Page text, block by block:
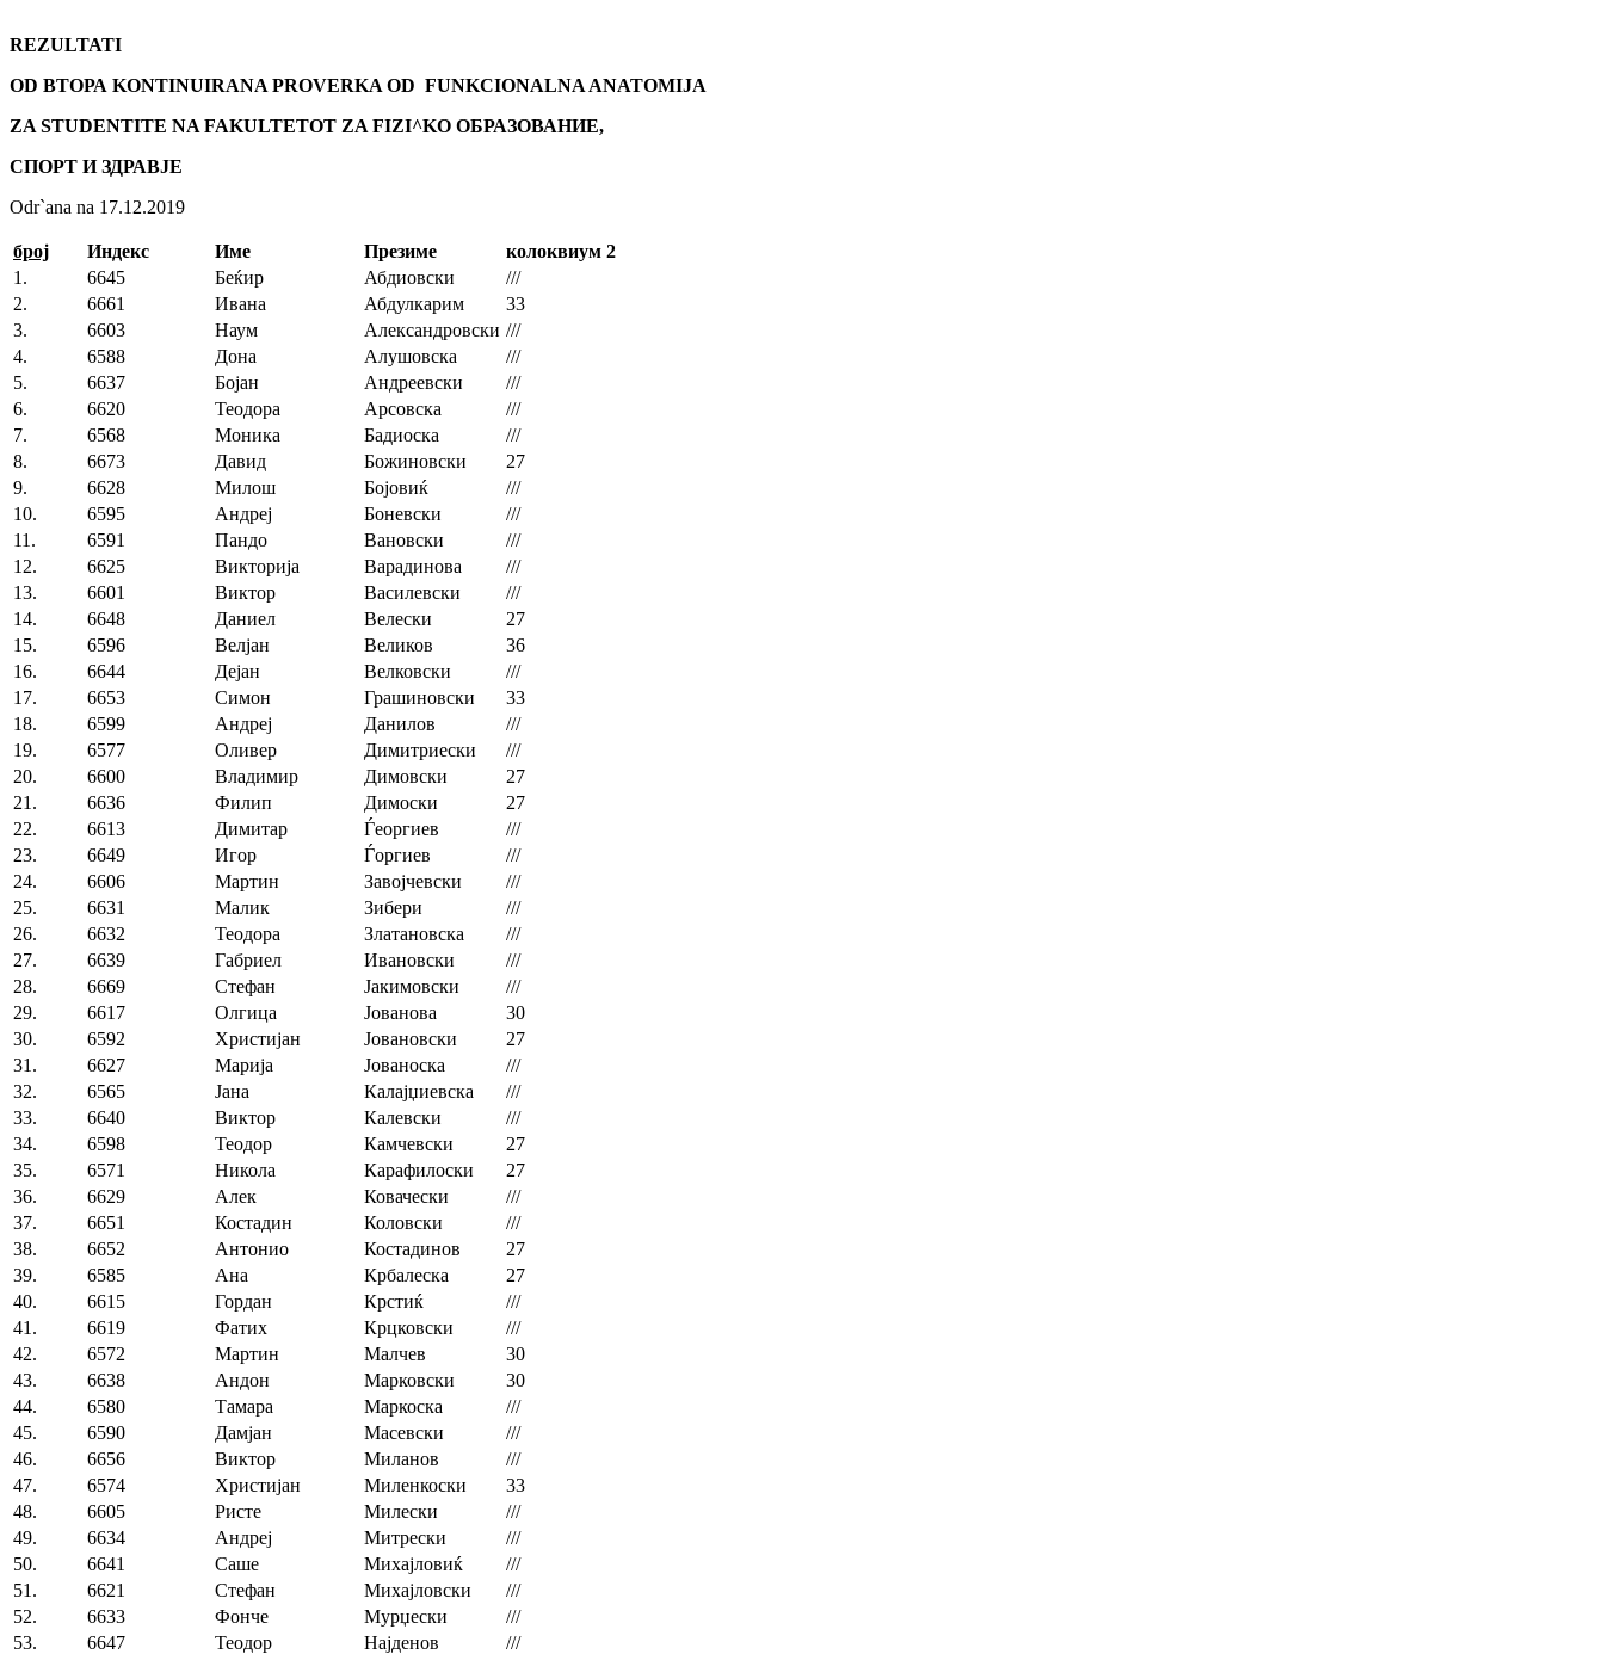
REZULTATI
OD ВТОРА KONTINUIRANA PROVERKA OD FUNKCIONALNA ANATOMIJA
ZA STUDENTITE NA FAKULTETOT ZA FIZI^KО ОБРАЗОВАНИЕ,
СПОРТ И ЗДРАВЈЕ
Odr`ana na 17.12.2019
број Индекс Име Презиме
колоквиум 2
1.
6645 Беќир Абдиовски
///
2.
6661 Ивана Абдулкарим
33
3.
6603 Наум Александровски ///
4.
6588 Дона Алушовска
///
5.
6637 Бојан Андреевски
///
6.
6620 Теодора Арсовска
///
7.
6568 Моника Бадиоска
///
8.
6673 Давид Божиновски
27
9.
6628 Милош Бојовиќ
///
10.
6595 Андреј Боневски
///
11.
6591 Пандо Вановски
///
12.
6625 Викторија Варадинова
///
13.
6601 Виктор Василевски
///
14.
6648 Даниел Велески
27
15.
6596 Велјан Великов
36
16.
6644 Дејан Велковски
///
17.
6653 Симон Грашиновски
33
18.
6599 Андреј Данилов
///
19.
6577 Оливер Димитриески
///
20.
6600 Владимир Димовски
27
21.
6636 Филип Димоски
27
22.
6613 Димитар Ѓеоргиев
///
23.
6649 Игор Ѓоргиев
///
24.
6606 Мартин Завојчевски
///
25.
6631 Малик Зибери
///
26.
6632 Теодора Златановска
///
27.
6639 Габриел Ивановски
///
28.
6669 Стефан Јакимовски
///
29.
6617 Олгица Јованова
30
30.
6592 Христијан Јовановски
27
31.
6627 Марија Јованоска
///
32.
6565 Јана Калајџиевска
///
33.
6640 Виктор Калевски
///
34.
6598 Теодор Камчевски
27
35.
6571 Никола Карафилоски
27
36.
6629 Алек Ковачески
///
37.
6651 Костадин Коловски
///
38.
6652 Антонио Костадинов
27
39.
6585 Ана Крбалеска
27
40.
6615 Гордан Крстиќ
///
41.
6619 Фатих Крцковски
///
42.
6572 Мартин Малчев
30
43.
6638 Андон Марковски
30
44.
6580 Тамара Маркоска
///
45.
6590 Дамјан Масевски
///
46.
6656 Виктор Миланов
///
47.
6574 Христијан Миленкоски
33
48.
6605 Ристе Милески
///
49.
6634 Андреј Митрески
///
50.
6641 Саше Михајловиќ
///
51.
6621 Стефан Михајловски
///
52.
6633 Фонче Мурџески
///
53.
6647 Теодор Најденов
///